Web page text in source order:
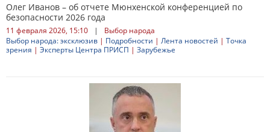
Олег Иванов – об отчете Мюнхенской конференцией по
безопасности 2026 года
11 февраля 2026, 15:10 |
Выбор народа
Выбор народа: эксклюзив | Подробности | Лента новостей | Точка
зрения | Эксперты Центра ПРИСП | Зарубежье